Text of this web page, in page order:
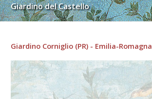
Giardino del Castello
Giardino Corniglio (PR) - Emilia-Romagna